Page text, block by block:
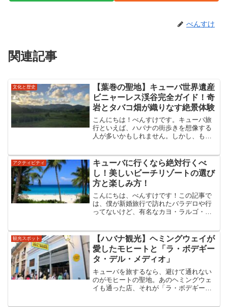
べんすけ
関連記事
文化と歴史
【葉巻の聖地】キューバ世界遺産
ビニャーレス渓谷完全ガイド！奇
岩とタバコ畑が織りなす絶景体験
こんにちは！べんすけです。キューバ旅
行といえば、ハバナの街歩きを想像する
人が多いかもしれません。しかし、もし
対に外せない世界遺産があります。それ
が、キューバ西部に位置する...
アクティビティ
キューバに行くなら絶対行くべ
し！美しいビーチリゾートの選び
方と楽しみ方！
こんにちは、べんすけです！この記事で
は、僕が新婚旅行で訪れたバラデロや行
ってないけど、有名なカヨ・ラルゴ・デ
ば海！！って感じですもんね！どんなビ
ーチで過ごしたい？あなた...
観光スポット
【ハバナ観光】ヘミングウェイが
愛したモヒートと「ラ・ボデギー
タ・デル・メディオ」
キューバを旅するなら、避けて通れない
のがモヒートの聖地。あのヘミングウェ
イも通った店、それが「ラ・ボデギー